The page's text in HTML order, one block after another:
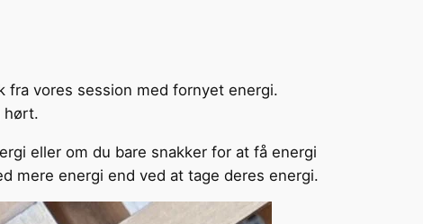
fra vores session med fornyet energi.
hørt.
eller om du bare snakker for at få energi
mere energi end ved at tage deres energi.